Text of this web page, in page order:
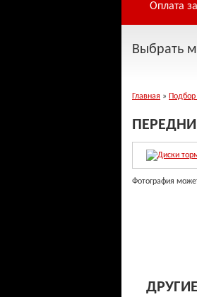
Оплата
Выбрать
Главная » Подбор
Фотография